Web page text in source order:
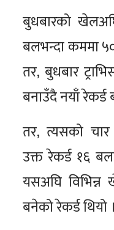
बुधबारको
बलभन्दा कममा
तर, बुधबार
बनाउँदै नयाँ रेकर्ड
तर, त्यसको
उक्त रेकर्ड १६
यसअघि
बनेको रेकर्ड थियो ।